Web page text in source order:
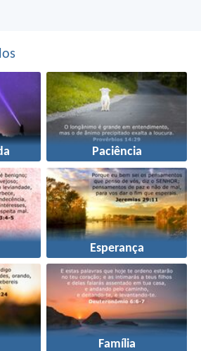
Paciência
Esperança
Família